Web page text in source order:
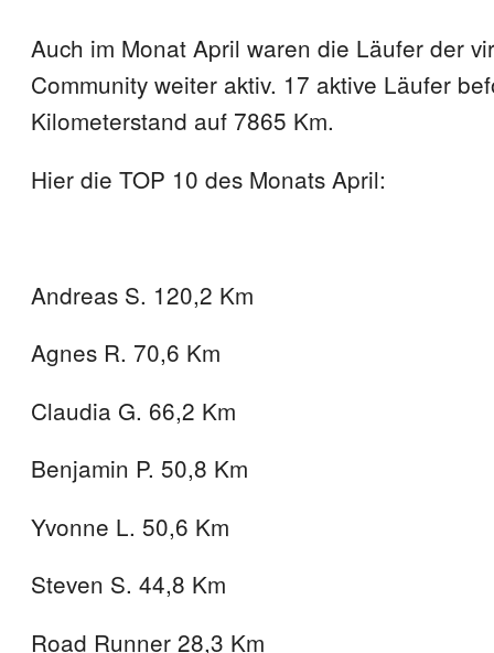
Auch im Monat April waren die Läufer der
Community weiter aktiv. 17 aktive Läufer
Kilometerstand auf 7865 Km.
Hier die TOP 10 des Monats April:
Andreas S. 120,2 Km
Agnes R. 70,6 Km
Claudia G. 66,2 Km
Benjamin P. 50,8 Km
Yvonne L. 50,6 Km
Steven S. 44,8 Km
Road Runner 28,3 Km